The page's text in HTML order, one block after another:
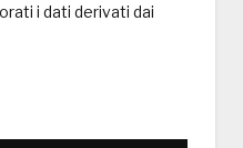
i dati derivati dai